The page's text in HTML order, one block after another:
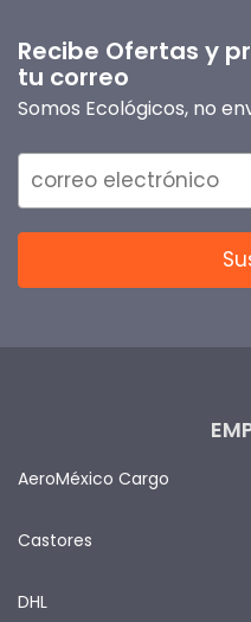
Recibe Ofertas y
tu correo
Somos Ecológicos, no
AeroMéxico Cargo
Castores
DHL